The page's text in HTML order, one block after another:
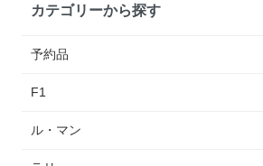
カテゴリーから探す
予約品
F1
ル・マン